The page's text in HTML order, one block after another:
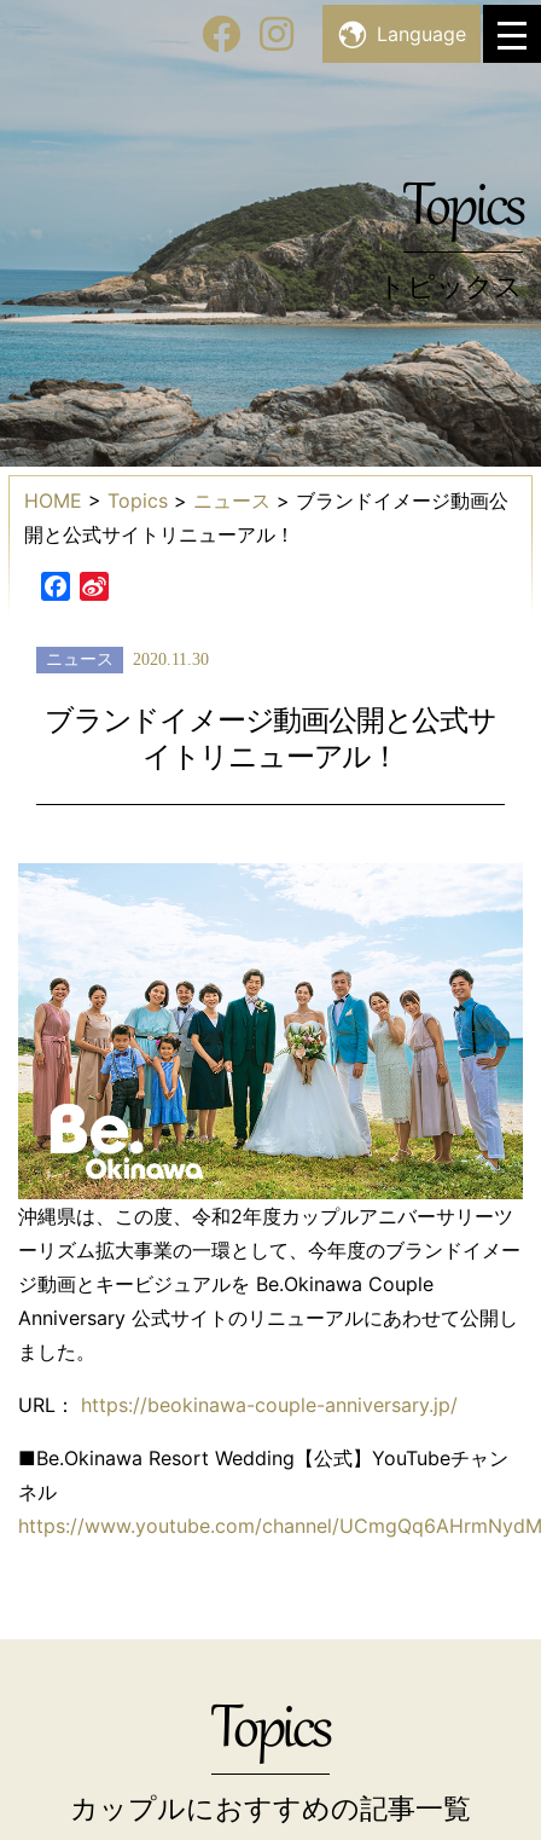
施設・スポット一覧 Language
Topics
トピックス
HOME > Topics > ニュース > ブランドイメージ動画公
開と公式サイトリニューアル！
Facebook
ニュース 2020.11.30
ブランドイメージ動画公開と公式サ
イトリニューアル！
沖縄県は、この度、令和2年度カップルアニバーサリーツ
ーリズム拡大事業の一環として、今年度のブランドイメー
ジ動画とキービジュアルを Be.Okinawa Couple
Anniversary 公式サイトのリニューアルにあわせて公開し
ました。
URL： https://beokinawa-couple-anniversary.jp/
■Be.Okinawa Resort Wedding【公式】YouTubeチャン
ネル
https://www.youtube.com/channel/
Topics
カップルにおすすめの記事一覧